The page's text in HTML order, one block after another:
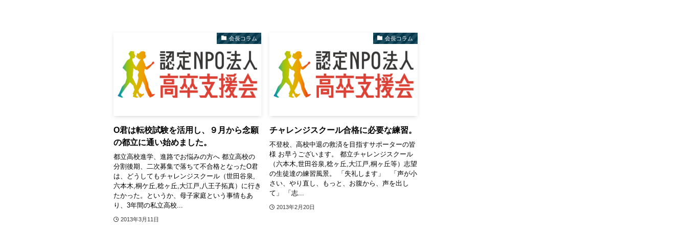
会長コラム
O君は転校試験を活用し、９月から念願
の都立に通い始めました。
都立高校進学、進路でお悩みの方へ 都立高校の
分割後期、二次募集で落ちて不合格となったO君
は、どうしてもチャレンジスクール（世田谷泉,
六本木,桐ケ丘,稔ヶ丘,大江戸,八王子拓真）に行き
たかった。というか、母子家庭という事情もあ
り、3年間の私立高校...
2013年3月11日
会長コラム
チャレンジスクール合格に必要な練習。
不登校、高校中退の救済を目指すサポーターの皆
様 お早うございます。 都立チャレンジスクール
（六本木,世田谷泉,稔ヶ丘,大江戸,桐ヶ丘等）志望
の生徒達の練習風景。 「失礼します」 「声が小
さい、やり直し、もっと、お腹から、声を出し
て」 「志...
2013年2月20日